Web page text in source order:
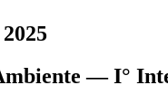
— I°